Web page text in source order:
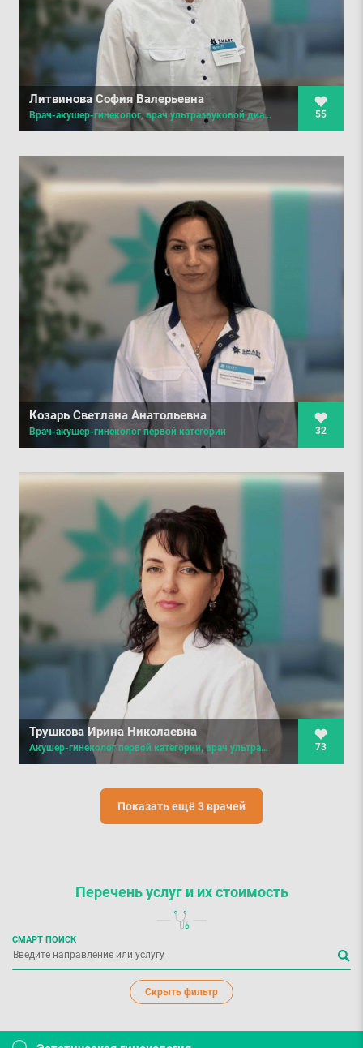
55
Литвинова София Валерьевна
Врач-акушер-гинеколог, врач ультразвуковой диагностики
32
Козарь Светлана Анатольевна
Врач-акушер-гинеколог первой категории
73
Трушкова Ирина Николаевна
Акушер-гинеколог первой категории, врач ультразвуковой диагностики
Показать ещё 3 врачей
Перечень услуг и их стоимость
СМАРТ ПОИСК
Скрыть фильтр